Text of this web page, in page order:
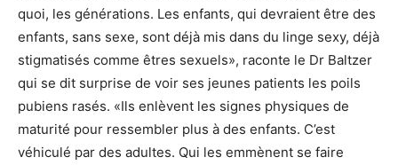
quoi, les générations. Les enfants, qui devraient être des
enfants, sans sexe, sont déjà mis dans du linge sexy, déjà
stigmatisés comme êtres sexuels», raconte le Dr Baltzer
qui se dit surprise de voir ses jeunes patients les poils
pubiens rasés. «Ils enlèvent les signes physiques de
maturité pour ressembler plus à des enfants. C’est
véhiculé par des adultes. Qui les emmènent se faire